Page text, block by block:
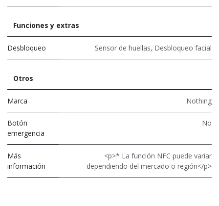
Funciones y extras
Desbloqueo Sensor de huellas, Desbloqueo facial
Otros
Marca Nothing
Botón
emergencia
No
Más
información
<p>* La función NFC puede variar
dependiendo del mercado o región</p>